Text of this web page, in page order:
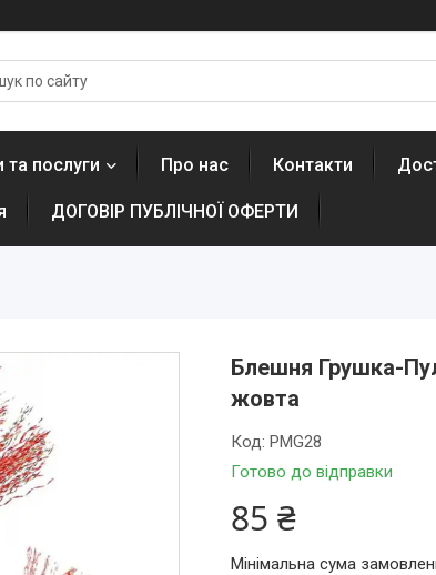
та послуги Про нас Контакти
ДОГОВІР ПУБЛІЧНОЇ ОФЕРТИ
Блешня Грушка-
жовта
Готово до відправки
Код: PMG28
85 ₴
Мінімальна сума